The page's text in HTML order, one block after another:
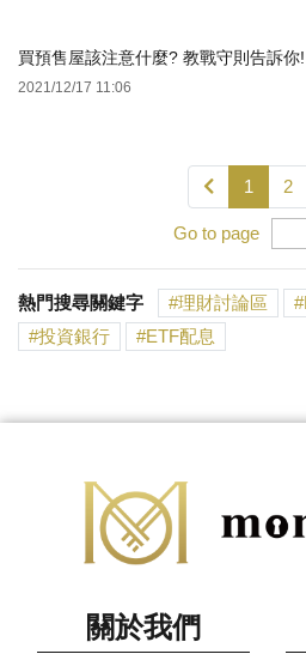
買預售屋該注意什麼? 教戰守則告訴你!
2021/12/17 11:06
1 2
Go to page
熱門搜尋關鍵字 理財討論區
投資銀行
ETF配息
關於我們